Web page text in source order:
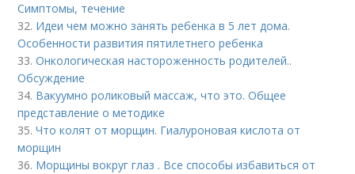
Cимптомы, течение
32. Идеи чем можно занять ребенка в 5 лет дома.
Особенности развития пятилетнего ребенка
33.Онкологическая настороженность родителей..
Обсуждение
34. Вакуумно роликовый массаж, что это. Общее
представление о методике
35.Что колят от морщин. Гиалуроновая кислота от
морщин
36. Морщины вокруг глаз . Все способы избавиться от